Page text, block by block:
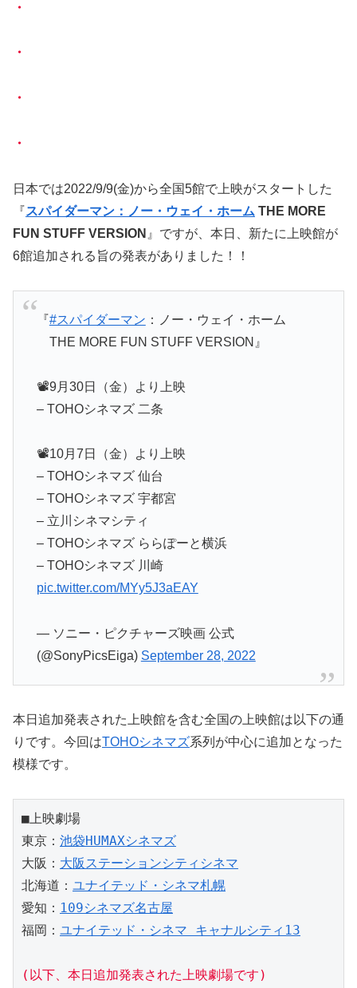
・
・
・
・
日本では2022/9/9(金)から全国5館で上映がスタートした
『スパイダーマン：ノー・ウェイ・ホーム THE MORE
FUN STUFF VERSION 』ですが、本日、新たに上映館が
6館追加される旨の発表がありました！！
『#スパイダーマン ：ノー・ウェイ・ホーム
THE MORE FUN STUFF VERSION』
📽9月30日（金）より上映
– TOHOシネマズ 二条
📽10月7日（金）より上映
– TOHOシネマズ 仙台
– TOHOシネマズ 宇都宮
– 立川シネマシティ
– TOHOシネマズ ららぽーと横浜
– TOHOシネマズ 川崎
pic.twitter.com/MYy5J3aEAY
— ソニー・ピクチャーズ映画 公式
(@SonyPicsEiga) September 28, 2022
本日追加発表された上映館を含む全国の上映館は以下の通
りです。今回はTOHOシネマズ系列が中心に追加となった
模様です。
■上映劇場
東京： 池袋HUMAXシネマズ
大阪： 大阪ステーションシティシネマ
北海道： ユナイテッド・シネマ札幌
愛知： 109シネマズ名古屋
福岡： ユナイテッド・シネマ キャナルシティ13
(以下、本日追加発表された上映劇場です)